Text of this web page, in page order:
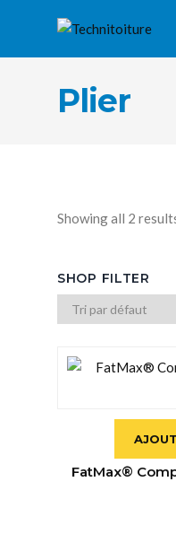
Plier
Showing all 2
SHOP FILTER
FatMax®